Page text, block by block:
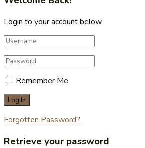
Login to your account below
Remember Me
Forgotten Password?
Retrieve your password